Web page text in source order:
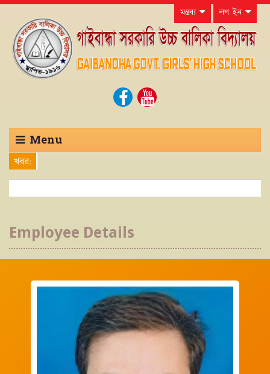
মন্তব্য লগ ইন
Menu
খবর:
Employee Details